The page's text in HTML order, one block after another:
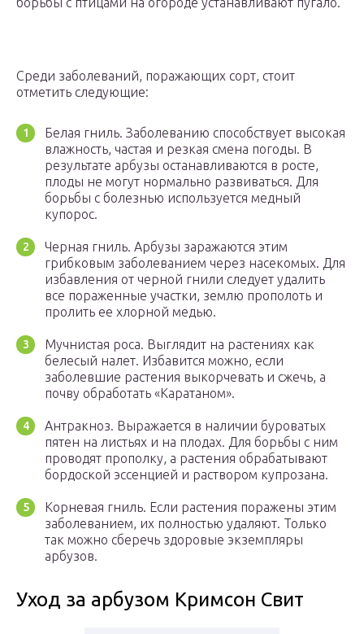
Среди заболеваний, поражающих сорт, стоит
отметить следующие:
Белая гниль. Заболеванию способствует высокая
влажность, частая и резкая смена погоды. В
результате арбузы останавливаются в росте,
плоды не могут нормально развиваться. Для
борьбы с болезнью используется медный
купорос.
Черная гниль. Арбузы заражаются этим
грибковым заболеванием через насекомых. Для
избавления от черной гнили следует удалить
все пораженные участки, землю прополоть и
пролить ее хлорной медью.
Мучнистая роса. Выглядит на растениях как
белесый налет. Избавится можно, если
заболевшие растения выкорчевать и сжечь, а
почву обработать «Каратаном».
Антракноз. Выражается в наличии буроватых
пятен на листьях и на плодах. Для борьбы с ним
проводят прополку, а растения обрабатывают
бордоской эссенцией и раствором купрозана.
Корневая гниль. Если растения поражены этим
заболеванием, их полностью удаляют. Только
так можно сберечь здоровые экземпляры
арбузов.
Уход за арбузом Кримсон Свит